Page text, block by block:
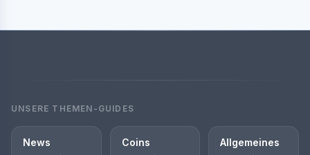
UNSERE THEMEN-GUIDES
News Coins Allgemeines